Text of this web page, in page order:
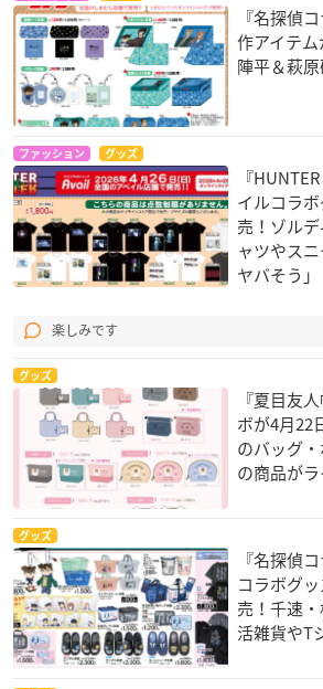
『名探偵
作アイテ
陣平＆萩
ファッション グッズ
『
イルコラ
売！ゾル
ャツやス
ヤバそう」
楽しみです
グッズ
『夏目友
ボが4月22
のバッグ
の商品が
グッズ
『名探偵
コラボグ
売！千速
活雑貨やT